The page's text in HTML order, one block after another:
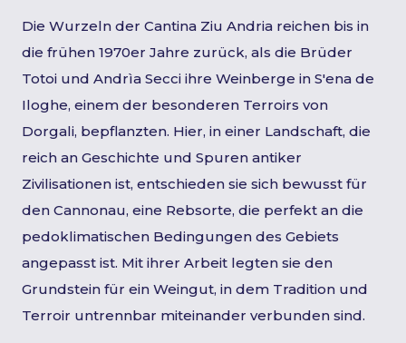
Die Wurzeln der Cantina Ziu Andria reichen bis in
die frühen 1970er Jahre zurück, als die Brüder
Totoi und Andrìa Secci ihre Weinberge in S'ena de
Iloghe, einem der besonderen Terroirs von
Dorgali, bepflanzten. Hier, in einer Landschaft, die
reich an Geschichte und Spuren antiker
Zivilisationen ist, entschieden sie sich bewusst für
den Cannonau, eine Rebsorte, die perfekt an die
pedoklimatischen Bedingungen des Gebiets
angepasst ist. Mit ihrer Arbeit legten sie den
Grundstein für ein Weingut, in dem Tradition und
Terroir untrennbar miteinander verbunden sind.